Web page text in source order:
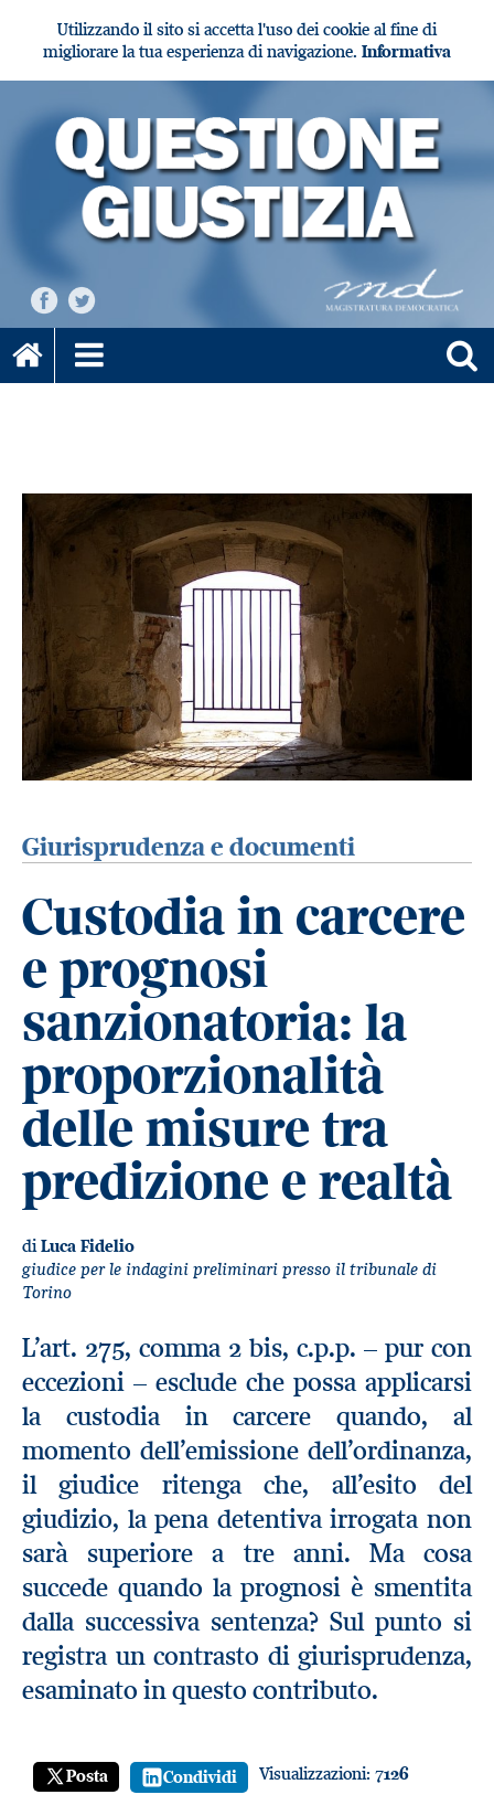
Utilizzando il sito si accetta l'uso dei cookie al fine di
migliorare la tua esperienza di navigazione. Informativa
Giurisprudenza e documenti
Custodia in carcere
e prognosi
sanzionatoria: la
proporzionalità
delle misure tra
predizione e realtà
diLuca Fidelio
giudice per le indagini preliminari presso il tribunale di
Torino
L’art. 275, comma 2 bis, c.p.p. – pur con
eccezioni – esclude che possa applicarsi
la custodia in carcere quando, al
momento dell’emissione dell’ordinanza,
il giudice ritenga che, all’esito del
giudizio, la pena detentiva irrogata non
sarà superiore a tre anni. Ma cosa
succede quando la prognosi è smentita
dalla successiva sentenza? Sul punto si
registra un contrasto di giurisprudenza,
esaminato in questo contributo.
Posta Condividi Visualizzazioni: 7126